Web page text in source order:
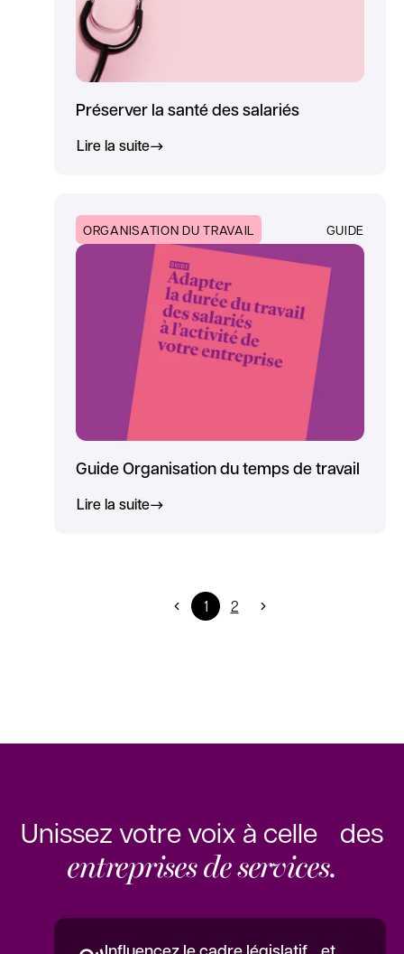
Préserver la santé des salariés
Lire la suite
ORGANISATION DU TRAVAIL GUIDE
Guide Organisation du temps de travail
Lire la suite
1 2
Unissez votre voix à celle des
entreprises de services.